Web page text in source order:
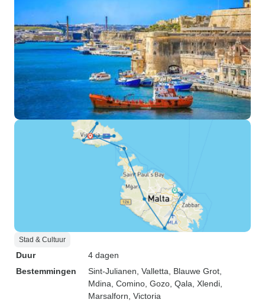
Stad & Cultuur
Duur
4 dagen
Bestemmingen
Sint-Julianen , Valletta , Blauwe Grot
Mdina , Comino , Gozo , Qala , Xlendi
Marsalforn , Victoria